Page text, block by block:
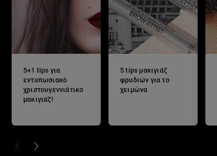
5+1 tips για
εντυπωσιακό
χριστουγεννιάτικο
μακιγιάζ!
5 tips μακιγιάζ
φρυδιών για το
χειμώνα
PREVIOUS CARD
NEXT CARD